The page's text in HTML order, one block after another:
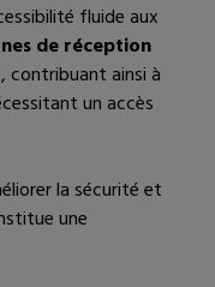
fluide aux
de réception
contribuant ainsi à
un accès
la sécurité et
une